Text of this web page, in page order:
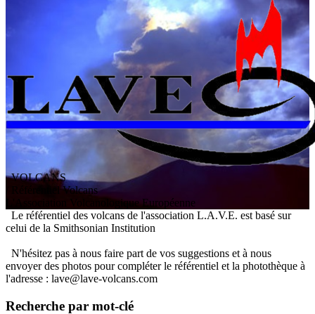
VOLCANS
/ Référentiel Volcans
ssociation V olcanologiqueEuropéenne
Le référentiel des volcans de l'association L.A.V.E. est basé sur
celui de la Smithsonian Institution
N'hésitez pas à nous faire part de vos suggestions et à nous
envoyer des photos pour compléter le référentiel et la photothèque à
l'adresse : lave@lave-volcans.com
Recherche par mot-clé